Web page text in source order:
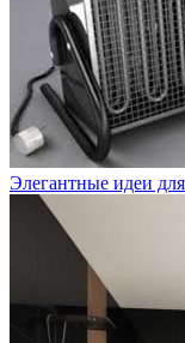
Элегантные идеи